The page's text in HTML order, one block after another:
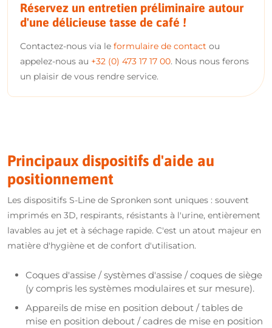
Réservez un entretien préliminaire autour
d'une délicieuse tasse de café !
Contactez-nous via le formulaire de contact ou
appelez-nous au +32 (0) 473 17 17 00. Nous nous ferons
un plaisir de vous rendre service.
Principaux dispositifs d'aide au
positionnement
Les dispositifs S-Line de Spronken sont uniques : souvent
imprimés en 3D, respirants, résistants à l'urine, entièrement
lavables au jet et à séchage rapide. C'est un atout majeur en
matière d'hygiène et de confort d'utilisation.
Coques d'assise / systèmes d'assise / coques de siège
(y compris les systèmes modulaires et sur mesure).
Appareils de mise en position debout / tables de
mise en position debout / cadres de mise en position